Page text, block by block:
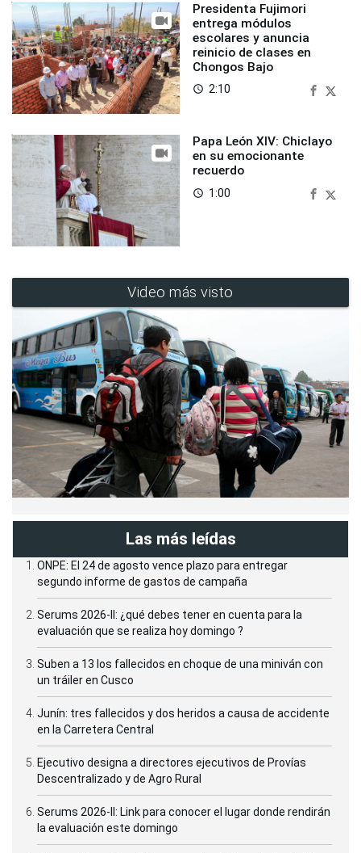
Presidenta Fujimori
entrega módulos
escolares y anuncia
reinicio de clases en
Chongos Bajo
access_time 2:10
Papa León XIV: Chiclayo
en su emocionante
recuerdo
access_time 1:00
Video más visto
Las más leídas
ONPE: El 24 de agosto vence plazo para entregar
segundo informe de gastos de campaña
Serums 2026-II: ¿qué debes tener en cuenta para la
evaluación que se realiza hoy domingo ?
Suben a 13 los fallecidos en choque de una miniván con
un tráiler en Cusco
Junín: tres fallecidos y dos heridos a causa de accidente
en la Carretera Central
Ejecutivo designa a directores ejecutivos de Provías
Descentralizado y de Agro Rural
Serums 2026-II: Link para conocer el lugar donde rendirán
la evaluación este domingo